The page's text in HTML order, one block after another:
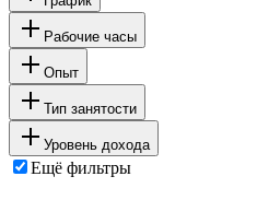
Рабочие часы
Опыт
Тип занятости
Уровень дохода
Ещё фильтры